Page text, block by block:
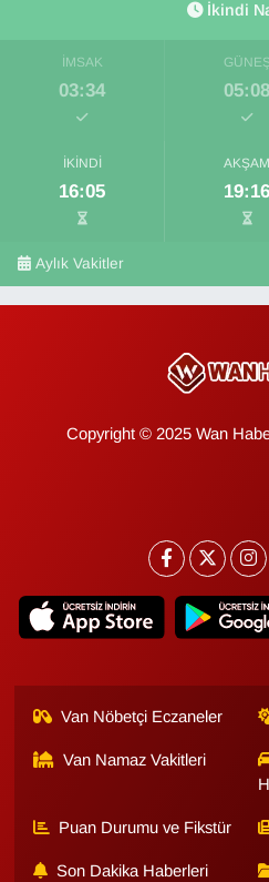
İkindi
İMSAK
03:34
GÜNEŞ
05:08
İKINDI
16:05
AKŞAM
19:16
Aylık Vakitler
Copyright © 2025 Wan
Van Nöbetçi Eczaneler
Van Namaz Vakitleri
Puan Durumu ve Fikstür
Son Dakika Haberleri